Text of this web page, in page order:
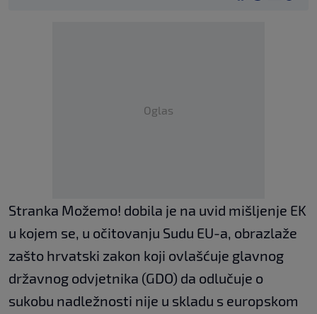
Oglas
Stranka Možemo! dobila je na uvid mišljenje EK
u kojem se, u očitovanju Sudu EU-a, obrazlaže
zašto hrvatski zakon koji ovlašćuje glavnog
državnog odvjetnika (GDO) da odlučuje o
sukobu nadležnosti nije u skladu s europskom